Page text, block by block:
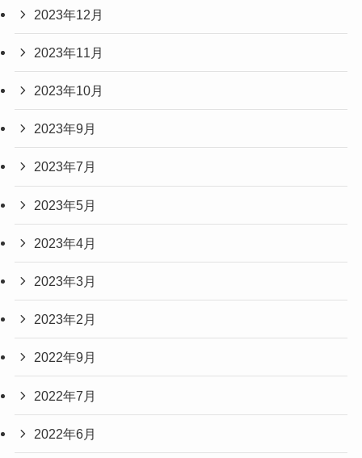
2023年12月
2023年11月
2023年10月
2023年9月
2023年7月
2023年5月
2023年4月
2023年3月
2023年2月
2022年9月
2022年7月
2022年6月